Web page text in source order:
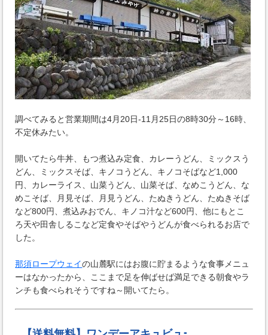
調べてみると営業期間は4月20日-11月25日の8時30分～16時、
不定休みたい。
開いてたら牛丼、もつ煮込み定食、カレーうどん、ミックスう
どん、ミックスそば、キノコうどん、キノコそばなど1,000
円、カレーライス、山菜うどん、山菜そば、なめこうどん、な
めこそば、月見そば、月見うどん、たぬきうどん、たぬきそば
など800円、煮込みおでん、キノコ汁など600円、他にもとこ
ろ天や田舎しるこなど定食やそばやうどんが食べられるお店で
した。
那須ロープウェイの山麓駅にはお腹に貯まるような食事メニュ
ーはなかったから、ここまで足を伸ばせば満足できる朝食やラ
ンチも食べられそうですね～開いてたら。